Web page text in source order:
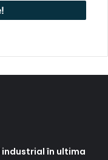
industrial în ultima